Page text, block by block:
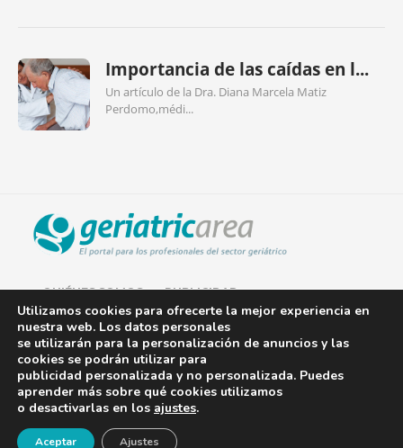
Importancia de las caídas en l...
Un artículo de la Dra. Diana Marcela Matiz
Perdomo,médi...
QUIÉNES SOMOS PUBLICIDAD
AVISO LEGAL
POLÍTICA DE COOKIES
POLÍTICA DE PRIVACIDAD
CONTACTO¡Newsletter!
Utilizamos cookies para ofrecerte la mejor experiencia en
nuestra web. Los datos personales
se utilizarán para la personalización de anuncios y las
cookies se podrán utilizar para
publicidad personalizada y no personalizada. Puedes
aprender más sobre qué cookies utilizamos
o desactivarlas en los ajustes.
Aceptar Ajustes